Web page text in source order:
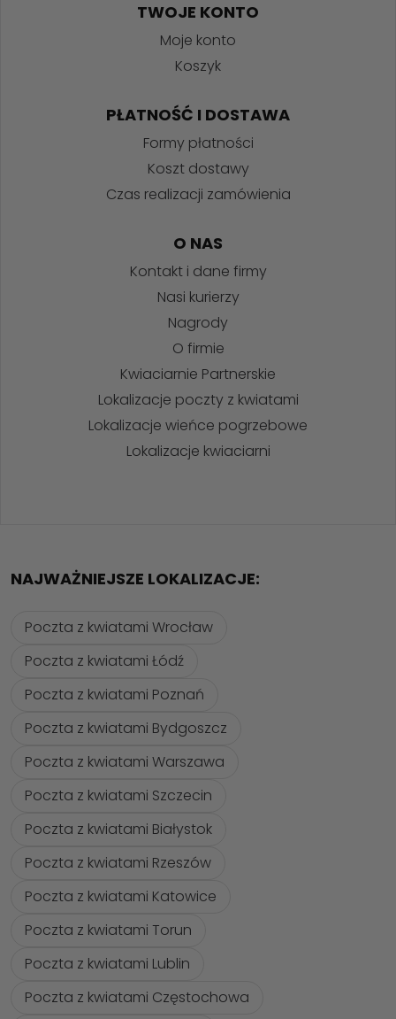
TWOJE KONTO
Moje konto
Koszyk
PŁATNOŚĆ I DOSTAWA
Formy płatności
Koszt dostawy
Czas realizacji zamówienia
O NAS
Kontakt i dane firmy
Nasi kurierzy
Nagrody
O firmie
Kwiaciarnie Partnerskie
Lokalizacje poczty z kwiatami
Lokalizacje wieńce pogrzebowe
Lokalizacje kwiaciarni
NAJWAŻNIEJSZE LOKALIZACJE:
Poczta z kwiatami Wrocław
Poczta z kwiatami Łódź
Poczta z kwiatami Poznań
Poczta z kwiatami Bydgoszcz
Poczta z kwiatami Warszawa
Poczta z kwiatami Szczecin
Poczta z kwiatami Białystok
Poczta z kwiatami Rzeszów
Poczta z kwiatami Katowice
Poczta z kwiatami Torun
Poczta z kwiatami Lublin
Poczta z kwiatami Częstochowa